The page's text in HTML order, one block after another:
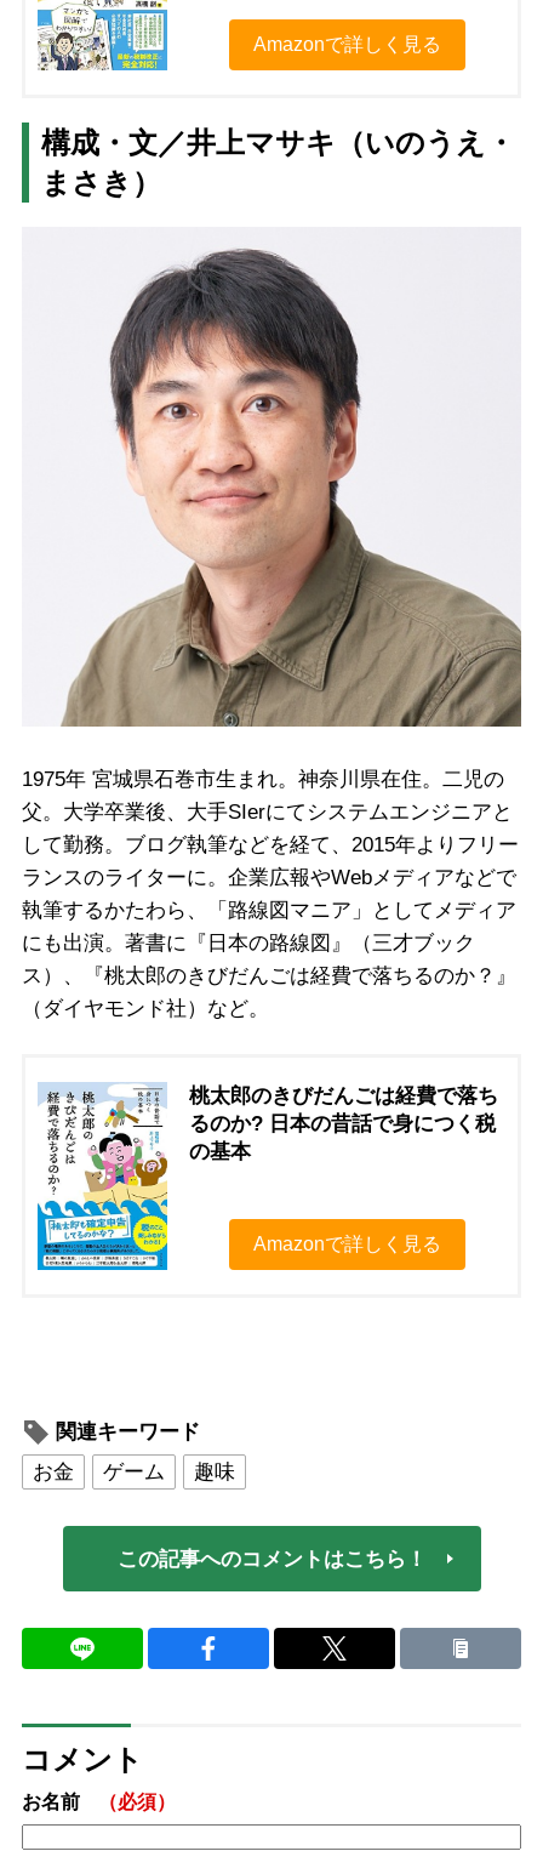
Amazonで詳しく見る
構成・文／井上マサキ（いのうえ・
まさき）
1975年 宮城県石巻市生まれ。神奈川県在住。二児の
父。大学卒業後、大手SIerにてシステムエンジニアと
して勤務。ブログ執筆などを経て、2015年よりフリー
ランスのライターに。企業広報やWebメディアなどで
執筆するかたわら、「路線図マニア」としてメディア
にも出演。著書に『日本の路線図』（三才ブック
ス）、『桃太郎のきびだんごは経費で落ちるのか？』
（ダイヤモンド社）など。
桃太郎のきびだんごは経費で落ち
るのか? 日本の昔話で身につく税
の基本
Amazonで詳しく見る
関連キーワード
お金
ゲーム 趣味
この記事へのコメントはこちら！
コメント
お名前 （必須）